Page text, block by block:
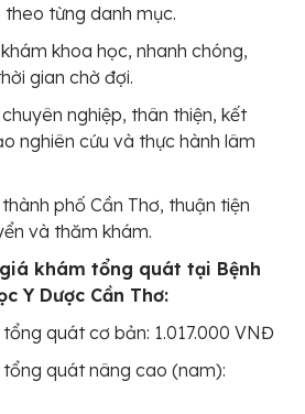
theo từng danh mục.
khoa học, nhanh chóng,
gian chờ đợi.
nghiệp, thân thiện, kết
nghiên cứu và thực hành lâm
phố Cần Thơ, thuận tiện
và thăm khám.
khám tổng quát tại Bệnh
Y Dược Cần Thơ:
quát cơ bản: 1.017.000 VNĐ
quát nâng cao (nam):